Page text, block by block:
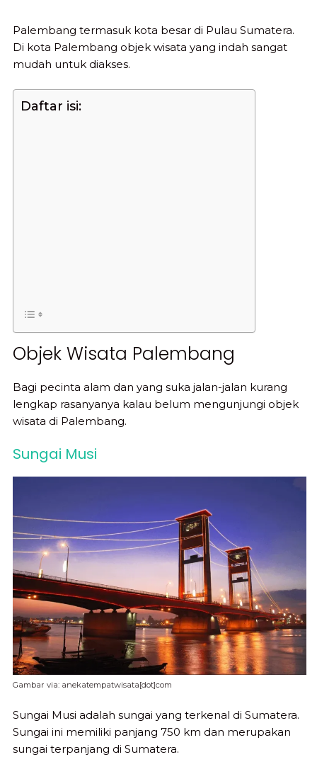
Palembang termasuk kota besar di Pulau Sumatera.
Di kota Palembang objek wisata yang indah sangat
mudah untuk diakses.
Daftar isi:
Objek Wisata Palembang
Bagi pecinta alam dan yang suka jalan-jalan kurang
lengkap rasanyanya kalau belum mengunjungi objek
wisata di Palembang.
Sungai Musi
Gambar via: anekatempatwisata[dot]com
Sungai Musi adalah sungai yang terkenal di Sumatera.
Sungai ini memiliki panjang 750 km dan merupakan
sungai terpanjang di Sumatera.